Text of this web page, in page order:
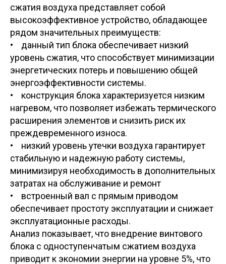
сжатия воздуха представляет собой
высокоэффективное устройство, обладающее
рядом значительных преимуществ:
• данный тип блока обеспечивает низкий
уровень сжатия, что способствует минимизации
энергетических потерь и повышению общей
энергоэффективности системы.
• конструкция блока характеризуется низким
нагревом, что позволяет избежать термического
расширения элементов и снизить риск их
преждевременного износа.
• низкий уровень утечки воздуха гарантирует
стабильную и надежную работу системы,
минимизируя необходимость в дополнительных
затратах на обслуживание и ремонт
• встроенный вал с прямым приводом
обеспечивает простоту эксплуатации и снижает
эксплуатационные расходы.
Анализ показывает, что внедрение винтового
блока с одноступенчатым сжатием воздуха
приводит к экономии энергии на уровне 5%, что